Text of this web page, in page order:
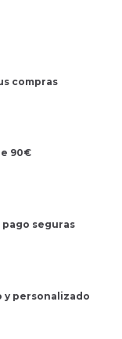
compras
90€
seguras
y personalizado